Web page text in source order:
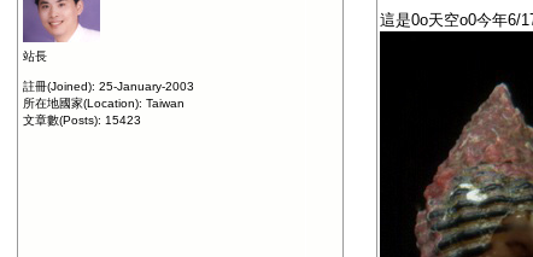
站長
註冊(Joined): 25-January-2003
所在地國家(Location): Taiwan
文章數(Posts): 15423
這是0o天空o0今年6/